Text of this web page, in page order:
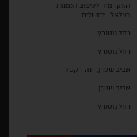
האקדמיה לעיצוב ואמנות
בצלאל - ירושלים
רחל גוטגרץ
רחל גוטגרץ
אביב שטרן, דנה דקטור
אביב שטרן
רחל גוטגרץ